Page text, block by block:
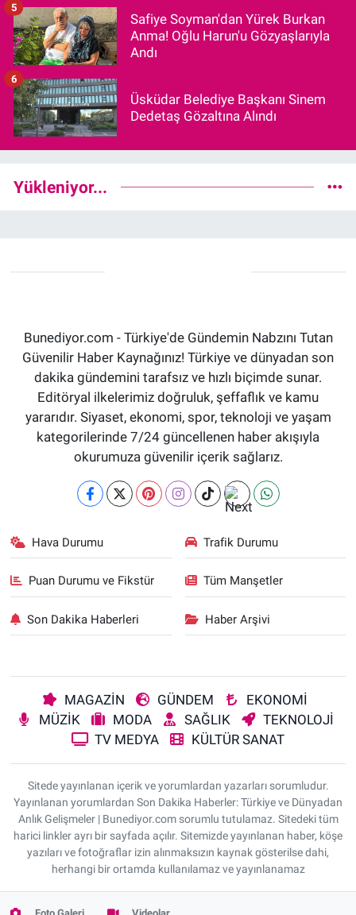
Safiye Soyman'dan Yürek Burkan
Anma! Oğlu Harun'u Gözyaşlarıyla
Andı
5
Üsküdar Belediye Başkanı Sinem
Dedetaş Gözaltına Alındı
6
Yükleniyor...
Bunediyor.com - Türkiye'de Gündemin Nabzını Tutan
Güvenilir Haber Kaynağınız! Türkiye ve dünyadan son
dakika gündemini tarafsız ve hızlı biçimde sunar.
Editöryal ilkelerimiz doğruluk, şeffaflık ve kamu
yararıdır. Siyaset, ekonomi, spor, teknoloji ve yaşam
kategorilerinde 7/24 güncellenen haber akışıyla
okurumuza güvenilir içerik sağlarız.
Hava Durumu Trafik Durumu
Puan Durumu ve Fikstür Tüm Manşetler
Son Dakika Haberleri Haber Arşivi
MAGAZİN GÜNDEM
EKONOMİ
MÜZİK
MODA SAĞLIK
TEKNOLOJİ
TV MEDYA
KÜLTÜR SANAT
Sitede yayınlanan içerik ve yorumlardan yazarları sorumludur.
Yayınlanan yorumlardan Son Dakika Haberler: Türkiye ve Dünyadan
Anlık Gelişmeler | Bunediyor.com sorumlu tutulamaz. Sitedeki tüm
harici linkler ayrı bir sayfada açılır. Sitemizde yayınlanan haber, köşe
yazıları ve fotoğraflar izin alınmaksızın kaynak gösterilse dahi,
herhangi bir ortamda kullanılamaz ve yayınlanamaz